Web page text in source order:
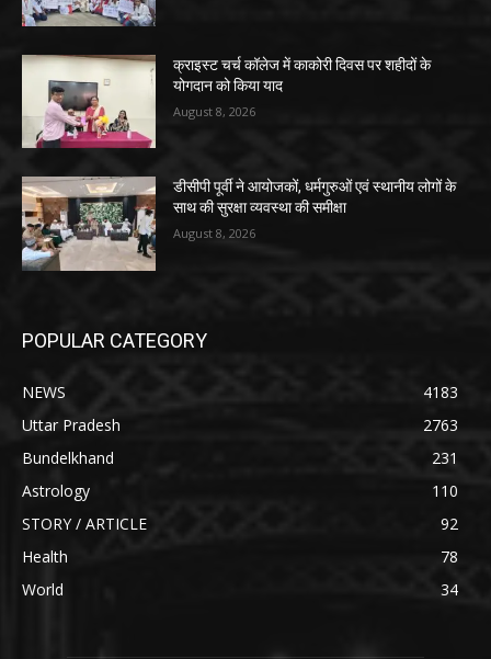
क्राइस्ट चर्च कॉलेज में काकोरी दिवस पर शहीदों के
योगदान को किया याद
August 8, 2026
डीसीपी पूर्वी ने आयोजकों, धर्मगुरुओं एवं स्थानीय लोगों के
साथ की सुरक्षा व्यवस्था की समीक्षा
August 8, 2026
POPULAR CATEGORY
NEWS
4183
Uttar Pradesh
2763
Bundelkhand
231
Astrology
110
STORY / ARTICLE
92
Health
78
World
34